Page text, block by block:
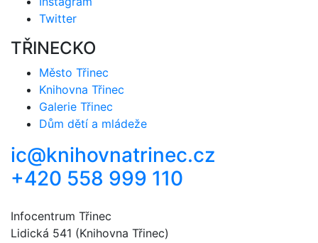
Twitter
TŘINECKO
Město Třinec
Knihovna Třinec
Galerie Třinec
Dům dětí a mládeže
ic@knihovnatrinec.cz
+420 558 999 110
Infocentrum Třinec
Lidická 541 (Knihovna Třinec)